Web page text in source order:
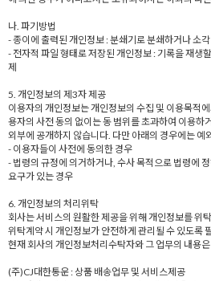
나. 파기방법
- 종이에 출력된 개인정보 : 분쇄기로 분쇄하거나 소각
- 전자적 파일 형태로 저장된 개인정보 : 기록을 재생
제
5. 개인정보의 제3자 제공
이용자의 개인정보는 개인정보의 수집 및 이용목적
용자의 사전 동의 없이는 동 범위를 초과하여 이용하
외부에 공개하지 않습니다. 다만 아래의 경우에는 예
- 이용자들이 사전에 동의한 경우
- 법령의 규정에 의거하거나, 수사 목적으로 법령에
요구가 있는 경우
6. 개인정보의 처리위탁
회사는 서비스의 원활한 제공을 위해 개인정보를 위
위탁계약 시 개인정보가 안전하게 관리될 수 있도록
현재 회사의 개인정보처리수탁자와 그 업무의 내용
(주)CJ대한통운 : 상품 배송업무 및 서비스제공